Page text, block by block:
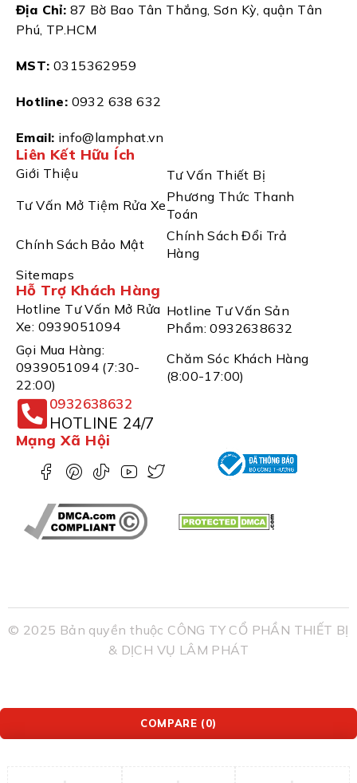
Địa Chỉ: 87 Bờ Bao Tân Thắng, Sơn Kỳ, quận Tân
Phú, TP.HCM
MST: 0315362959
Hotline: 0932 638 632
Email: info@lamphat.vn
Liên Kết Hữu Ích
Giới Thiệu
Tư Vấn Thiết Bị
Tư Vấn Mở Tiệm Rửa Xe
Phương Thức Thanh
Toán
Chính Sách Bảo Mật
Chính Sách Đổi Trả
Hàng
Sitemaps
Hỗ Trợ Khách Hàng
Hotline Tư Vấn Mở Rửa
Xe: 0939051094
Hotline Tư Vấn Sản
Phẩm: 0932638632
Gọi Mua Hàng:
0939051094 (7:30-
22:00)
Chăm Sóc Khách Hàng
(8:00-17:00)
0932638632
HOTLINE 24/7
Mạng Xã Hội
© 2025 Bản quyền thuộc CÔNG TY CỔ PHẦN THIẾT BỊ
& DỊCH VỤ LÂM PHÁT
COMPARE (0)